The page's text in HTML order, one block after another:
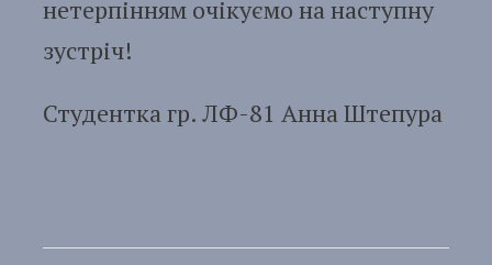
нетерпінням очікуємо на наступну
зустріч!
Студентка гр. ЛФ-81 Анна Штепура